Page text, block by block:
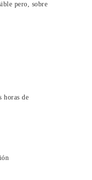
pero, sobre
horas de